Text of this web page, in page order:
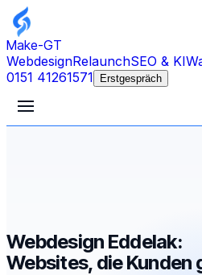
Make-GT
WebdesignRelaunchSEO & KI
0151 41261571
Erstgespräch
Webdesign Eddelak:
Websites, die Kunden